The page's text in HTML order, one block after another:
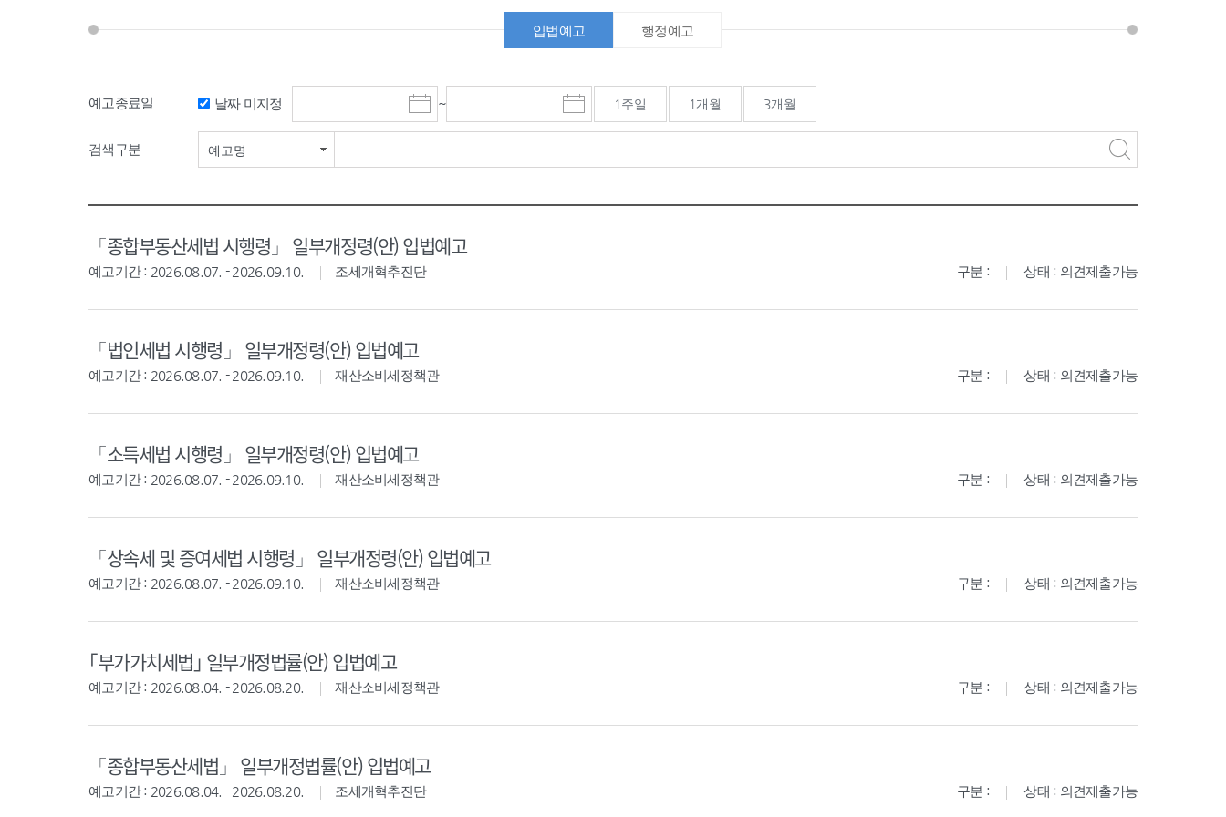
입법예고 행정예고
예고종료일 날짜 미지정
시
작
~
종
료
1주일 1개월 3개월
검색구분 예고명
「종합부동산세법 시행령」 일부개정령(안) 입법예고
예고기간 : 2026.08.07. - 2026.09.10. 조세개혁추진단 구분 : 상태 : 의견제출가능
「법인세법 시행령」 일부개정령(안) 입법예고
예고기간 : 2026.08.07. - 2026.09.10. 재산소비세정책관 구분 : 상태 : 의견제출가능
「소득세법 시행령」 일부개정령(안) 입법예고
예고기간 : 2026.08.07. - 2026.09.10. 재산소비세정책관 구분 : 상태 : 의견제출가능
「상속세 및 증여세법 시행령」 일부개정령(안) 입법예고
예고기간 : 2026.08.07. - 2026.09.10. 재산소비세정책관 구분 : 상태 : 의견제출가능
｢부가가치세법｣ 일부개정법률(안) 입법예고
예고기간 : 2026.08.04. - 2026.08.20. 재산소비세정책관 구분 : 상태 : 의견제출가능
「종합부동산세법」 일부개정법률(안) 입법예고
예고기간 : 2026.08.04. - 2026.08.20. 조세개혁추진단 구분 : 상태 : 의견제출가능